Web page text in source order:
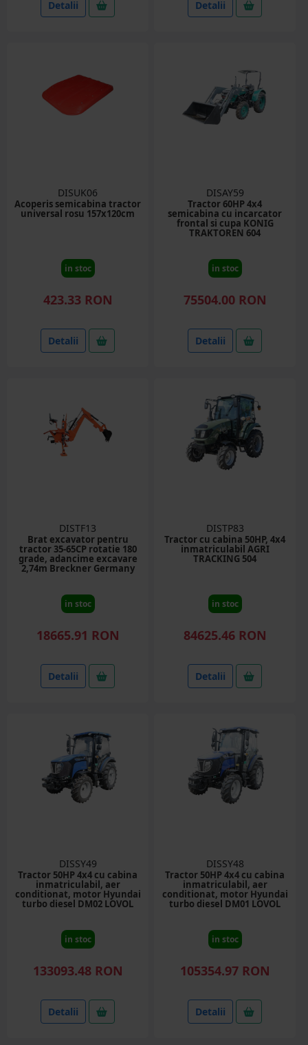
Detalii Detalii
DISUK06
Acoperis semicabina tractor
universal rosu 157x120cm
in stoc
423.33 RON
Detalii
DISAY59
Tractor 60HP 4x4
semicabina cu incarcator
frontal si cupa KONIG
TRAKTOREN 604
in stoc
75504.00 RON
Detalii
DISTF13
Brat excavator pentru
tractor 35-65CP rotatie 180
grade, adancime excavare
2,74m Breckner Germany
in stoc
18665.91 RON
Detalii
DISTP83
Tractor cu cabina 50HP, 4x4
inmatriculabil AGRI
TRACKING 504
in stoc
84625.46 RON
Detalii
DISSY49
Tractor 50HP 4x4 cu cabina
inmatriculabil, aer
conditionat, motor Hyundai
turbo diesel DM02 LOVOL
in stoc
133093.48 RON
Detalii
DISSY48
Tractor 50HP 4x4 cu cabina
inmatriculabil, aer
conditionat, motor Hyundai
turbo diesel DM01 LOVOL
in stoc
105354.97 RON
Detalii